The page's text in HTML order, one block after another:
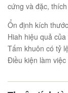
cứng và đặc,
Ổn định kích
Hiah hiệu quả của
Tấm khuôn có tỷ
Điều kiện làm